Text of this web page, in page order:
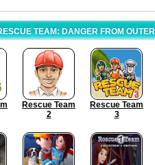
TEAM: DANGER FROM
Rescue Team
2
Rescue Team
3